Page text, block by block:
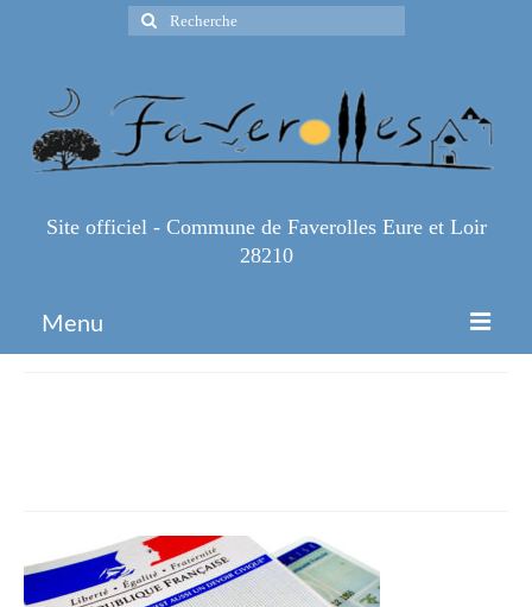
Rechercher
:
Site officiel - Commune de Faverolles Eure et Loir
28210
Menu
Infos règlementaires
Contact et horaires